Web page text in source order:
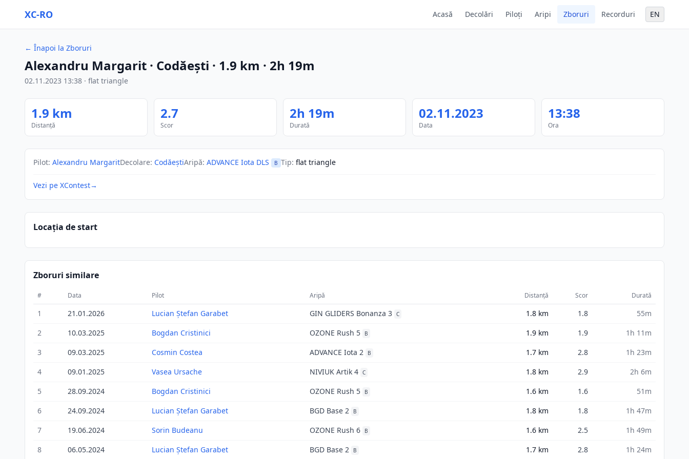
XC-RO Acasă Decolări Piloți Aripi Zboruri Recorduri EN
← Înapoi la Zboruri
Alexandru Margarit · Codăești · 1.9 km · 2h 19m
02.11.2023 13:38 · flat triangle
1.9 km
Distanță
2.7
Scor
2h 19m
Durată
02.11.2023
Data
13:38
Ora
Pilot: Alexandru MargaritDecolare: CodăeștiAripă: ADVANCE Iota DLS B Tip: flat triangle
Vezi pe XContest→
Locația de start
Zboruri similare
# Data Pilot Aripă Distanță Scor Durată
1 21.01.2026 Lucian Ștefan Garabet GIN GLIDERS Bonanza 3 C 1.8 km 1.8
55m
2
10.03.2025 Bogdan Cristinici OZONE Rush 5 B 1.9 km 1.9
1h 11m
3
09.03.2025 Cosmin Costea ADVANCE Iota 2 B 1.7 km 2.8
1h 23m
4
09.01.2025 Vasea Ursache NIVIUK Artik 4 C 1.8 km 2.9
2h 6m
5
28.09.2024 Bogdan Cristinici OZONE Rush 5 B 1.6 km 1.6
51m
6
24.09.2024 Lucian Ștefan Garabet BGD Base 2 B 1.8 km 1.8
1h 47m
7
19.06.2024 Sorin Budeanu OZONE Rush 6 B 1.6 km 2.5
1h 49m
8
06.05.2024 Lucian Ștefan Garabet BGD Base 2 B 1.7 km 2.8 1h 24m